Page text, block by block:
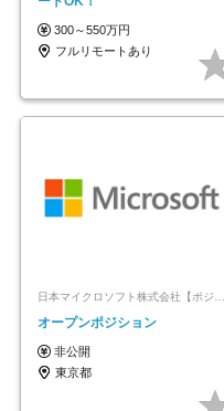
300～550万円
フルリモートあり
オープンポジション
非公開
東京都